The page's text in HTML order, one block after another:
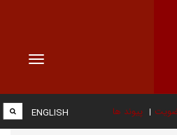
Toggle
پیوند ها ENGLISH